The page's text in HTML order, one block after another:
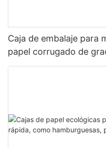
Caja de embalaje para
papel corrugado de
logotipo impreso